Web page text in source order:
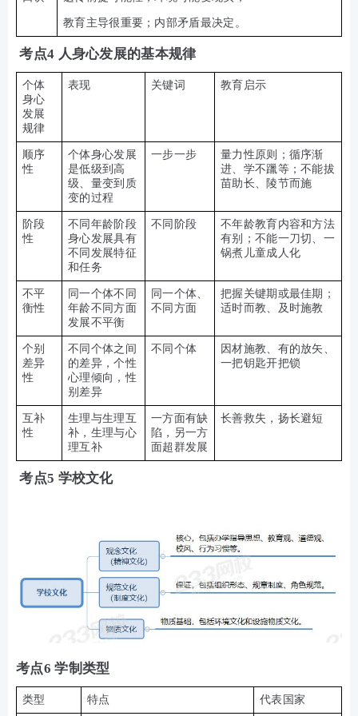
教育主导很重要；内部矛盾最决定。
考点4 人身心发展的基本规律
个体
身心
发展
规律
表现 关键词 教育启示
顺序
性
个体身心发展
是低级到高
级、量变到质
变的过程
一步一步
量力性原则；循序渐
进、学不躐等；不能拔
苗助长、陵节而施
阶段
性
不同年龄阶段
身心发展具有
不同发展特征
和任务
不同阶段
不年龄教育内容和方法
有别；不能一刀切、一
锅煮儿童成人化
不平
衡性
同一个体不同
年龄不同方面
发展不平衡
同一个体、
不同方面
把握关键期或最佳期；
适时而教、及时施教
个别
差异
性
不同个体之间
的差异，个性
心理倾向，性
别差异
不同个体
因材施教、有的放矢、
一把钥匙开把锁
互补
性
生理与生理互
补，生理与心
理互补
一方面有缺
陷，另一方
面超群发展
长善救失，扬长避短
考点5 学校文化
考点6 学制类型
类型 特点 代表国家